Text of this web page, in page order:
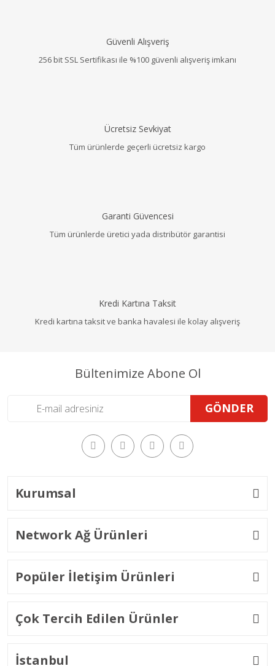
Güvenli Alışveriş
256 bit SSL Sertifikası ile %100 güvenli alışveriş imkanı
Ücretsiz Sevkiyat
Tüm ürünlerde geçerli ücretsiz kargo
Garanti Güvencesi
Tüm ürünlerde üretici yada distribütör garantisi
Kredi Kartına Taksit
Kredi kartına taksit ve banka havalesi ile kolay alışveriş
Bültenimize Abone Ol
GÖNDER
Kurumsal
Network Ağ Ürünleri
Popüler İletişim Ürünleri
Çok Tercih Edilen Ürünler
İstanbul